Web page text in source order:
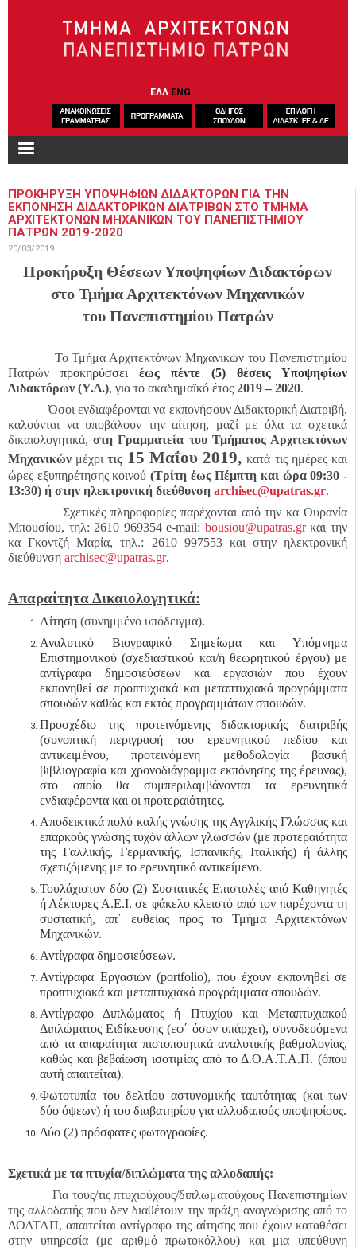
ΕΛΛ ENG
ΠΡΟΚΗΡΥΞΗ ΥΠΟΨΗΦΙΩΝ ΔΙΔΑΚΤΟΡΩΝ ΓΙΑ ΤΗΝ
ΕΚΠΟΝΗΣΗ ΔΙΔΑΚΤΟΡΙΚΩΝ ΔΙΑΤΡΙΒΩΝ ΣΤΟ ΤΜΗΜΑ
ΑΡΧΙΤΕΚΤΟΝΩΝ ΜΗΧΑΝΙΚΩΝ ΤΟΥ ΠΑΝΕΠΙΣΤΗΜΙΟΥ
ΠΑΤΡΩΝ 2019-2020
20/03/2019
Προκήρυξη Θέσεων Υποψηφίων Διδακτόρων
στο Τμήμα Αρχιτεκτόνων Μηχανικών
του Πανεπιστημίου Πατρών
Το Τμήμα Αρχιτεκτόνων Μηχανικών του Πανεπιστημίου
Πατρών προκηρύσσει έως πέντε (5) θέσεις Υποψηφίων
Διδακτόρων (Υ.Δ.), για το ακαδημαϊκό έτος 2019 – 2020.
Όσοι ενδιαφέρονται να εκπονήσουν Διδακτορική Διατριβή,
καλούνται να υποβάλουν την αίτηση, μαζί με όλα τα σχετικά
δικαιολογητικά,στη Γραμματεία του Τμήματος Αρχιτεκτόνων
Μηχανικών μέχριτις 15 Μαΐου 2019,κατά τις ημέρες και
ώρες εξυπηρέτησης κοινού (Τρίτη έως Πέμπτη και ώρα 09:30 -
13:30) ή στην ηλεκτρονική διεύθυνση archisec@upatras.gr.
Σχετικές πληροφορίες παρέχονται από την κα Ουρανία
Μπουσίου, τηλ: 2610 969354 e-mail: bousiou@upatras.grκαι την
κα Γκοντζή Μαρία, τηλ.: 2610 997553 και στην ηλεκτρονική
διεύθυνση archisec@upatras.gr.
Απαραίτητα Δικαιολογητικά:
Αίτηση (συνημμένο υπόδειγμα).
Αναλυτικό Βιογραφικό Σημείωμα και Υπόμνημα
Επιστημονικού (σχεδιαστικού και/ή θεωρητικού έργου) με
αντίγραφα δημοσιεύσεων και εργασιών που έχουν
εκπονηθεί σε προπτυχιακά και μεταπτυχιακά προγράμματα
σπουδών καθώς και εκτός προγραμμάτων σπουδών.
Προσχέδιο της προτεινόμενης διδακτορικής διατριβής
(συνοπτική περιγραφή του ερευνητικού πεδίου και
αντικειμένου, προτεινόμενη μεθοδολογία βασική
βιβλιογραφία και χρονοδιάγραμμα εκπόνησης της έρευνας),
στο οποίο θα συμπεριλαμβάνονται τα ερευνητικά
ενδιαφέροντα και οι προτεραιότητες.
Αποδεικτικά πολύ καλής γνώσης της Αγγλικής Γλώσσας και
επαρκούς γνώσης τυχόν άλλων γλωσσών (με προτεραιότητα
της Γαλλικής, Γερμανικής, Ισπανικής, Ιταλικής) ή άλλης
σχετιζόμενης με το ερευνητικό αντικείμενο.
Τουλάχιστον δύο (2) Συστατικές Επιστολές από Καθηγητές
ή Λέκτορες Α.Ε.Ι. σε φάκελο κλειστό από τον παρέχοντα τη
συστατική, απ΄ ευθείας προς το Τμήμα Αρχιτεκτόνων
Μηχανικών.
Αντίγραφα δημοσιεύσεων.
Αντίγραφα Εργασιών (portfolio), που έχουν εκπονηθεί σε
προπτυχιακά και μεταπτυχιακά προγράμματα σπουδών.
Αντίγραφο Διπλώματος ή Πτυχίου και Μεταπτυχιακού
Διπλώματος Ειδίκευσης (εφ΄ όσον υπάρχει), συνοδευόμενα
από τα απαραίτητα πιστοποιητικά αναλυτικής βαθμολογίας,
καθώς και βεβαίωση ισοτιμίας από το Δ.Ο.Α.Τ.Α.Π. (όπου
αυτή απαιτείται).
Φωτοτυπία του δελτίου αστυνομικής ταυτότητας (και των
δύο όψεων) ή του διαβατηρίου για αλλοδαπούς υποψηφίους.
Δύο (2) πρόσφατες φωτογραφίες.
Σχετικά με τα πτυχία/διπλώματα της αλλοδαπής:
Για τους/τις πτυχιούχους/διπλωματούχους Πανεπιστημίων
της αλλοδαπής που δεν διαθέτουν την πράξη αναγνώρισης από το
ΔΟΑΤΑΠ, απαιτείται αντίγραφο της αίτησης που έχουν καταθέσει
στην υπηρεσία (με αριθμό πρωτοκόλλου) και μια υπεύθυνη